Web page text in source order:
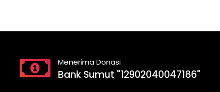
Menerima Donasi
Bank Sumut "12902040047186"